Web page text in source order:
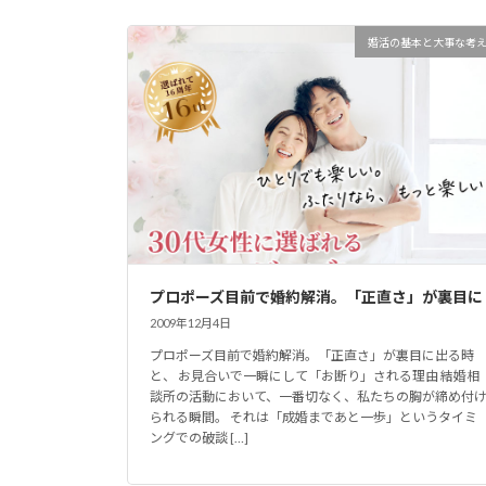
婚活の基本と大事な考
プロポーズ目前で婚約解消。「正直さ」が裏目に
2009年12月4日
プロポーズ目前で婚約解消。「正直さ」が裏目に出る時
と、 お見合いで一瞬にして「お断り」される理由 結婚相
談所の活動において、一番切なく、私たちの胸が締め付け
られる瞬間。 それは「成婚まであと一歩」というタイミ
ングでの破談 […]